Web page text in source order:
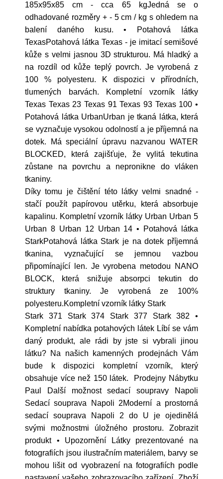
185x95x85 cm - cca 65 kgJedná se o
odhadované rozměry + - 5 cm / kg s ohledem na
balení daného kusu. • Potahová látka
TexasPotahová látka Texas - je imitací semišové
kůže s velmi jasnou 3D strukturou. Má hladký a
na rozdíl od kůže teplý povrch. Je vyrobená z
100 % polyesteru. K dispozici v přírodních,
tlumených barvách. Kompletní vzorník látky
Texas Texas 23 Texas 91 Texas 93 Texas 100 •
Potahová látka UrbanUrban je tkaná látka, která
se vyznačuje vysokou odolností a je příjemná na
dotek. Má speciální úpravu nazvanou WATER
BLOCKED, která zajišťuje, že vylitá tekutina
zůstane na povrchu a nepronikne do vláken
tkaniny.
Díky tomu je čištění této látky velmi snadné -
stačí použít papírovou utěrku, která absorbuje
kapalinu. Kompletní vzorník látky Urban Urban 5
Urban 8 Urban 12 Urban 14 • Potahová látka
StarkPotahová látka Stark je na dotek příjemná
tkanina, vyznačující se jemnou vazbou
připomínající len. Je vyrobena metodou NANO
BLOCK, která snižuje absorpci tekutin do
struktury tkaniny. Je vyrobená ze 100%
polyesteru.Kompletní vzorník látky Stark
Stark 371 Stark 374 Stark 377 Stark 382 •
Kompletní nabídka potahových látek Líbí se vám
daný produkt, ale rádi by jste si vybrali jinou
látku? Na našich kamenných prodejnách Vám
bude k dispozici kompletní vzorník, který
obsahuje více než 150 látek. Prodejny Nábytku
Paul Další možnost sedací soupravy Napoli
Sedací souprava Napoli 2Moderní a prostorná
sedací souprava Napoli 2 do U je ojedinělá
svými možnostmi úložného prostoru. Zobrazit
produkt • Upozornění Látky prezentované na
fotografiích jsou ilustračním materiálem, barvy se
mohou lišit od vyobrazení na fotografiích podle